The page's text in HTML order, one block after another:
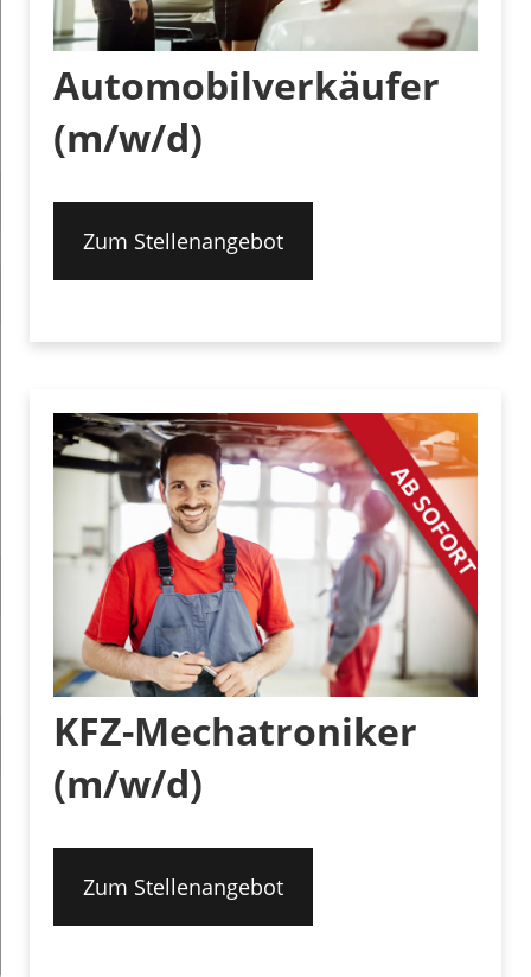
Automobilverkäufer
(m/w/d)
Zum Stellenangebot
KFZ-Mechatroniker
(m/w/d)
Zum Stellenangebot